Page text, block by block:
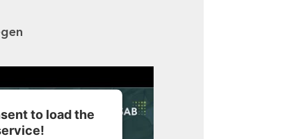
to load the